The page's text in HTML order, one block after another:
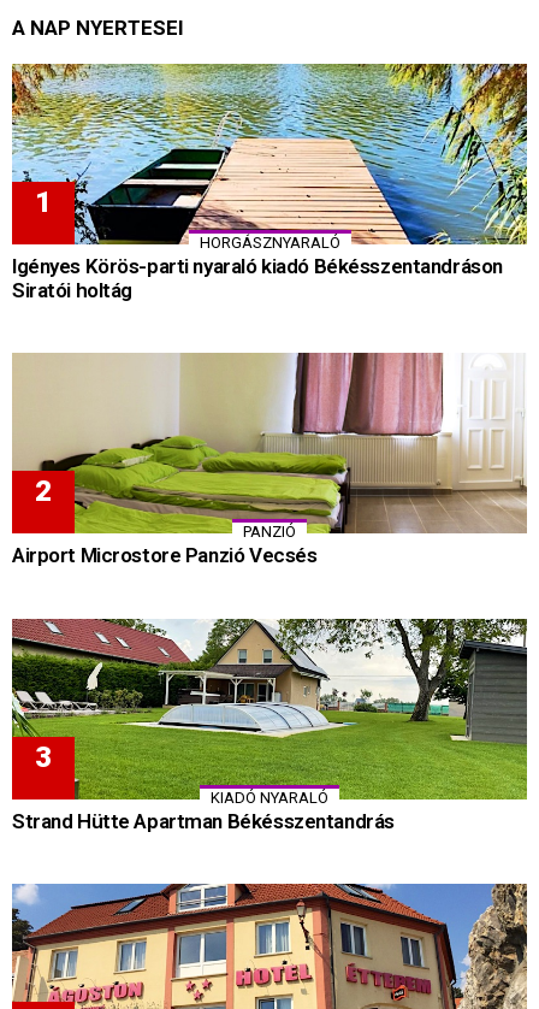
A NAP NYERTESEI
HORGÁSZNYARALÓ
Igényes Körös-parti nyaraló kiadó Békésszentandráson
Siratói holtág
PANZIÓ
Airport Microstore Panzió Vecsés
KIADÓ NYARALÓ
Strand Hütte Apartman Békésszentandrás